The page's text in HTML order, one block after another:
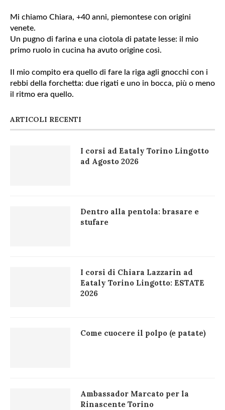
Mi chiamo Chiara, +40 anni, piemontese con origini
venete.
Un pugno di farina e una ciotola di patate lesse: il mio
primo ruolo in cucina ha avuto origine così.
Il mio compito era quello di fare la riga agli gnocchi con i
rebbi della forchetta: due rigati e uno in bocca, più o meno
il ritmo era quello.
ARTICOLI RECENTI
I corsi ad Eataly Torino Lingotto
ad Agosto 2026
Dentro alla pentola: brasare e
stufare
I corsi di Chiara Lazzarin ad
Eataly Torino Lingotto: ESTATE
2026
Come cuocere il polpo (e patate)
Ambassador Marcato per la
Rinascente Torino